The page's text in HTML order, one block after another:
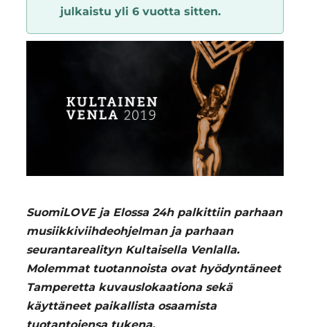
julkaistu yli 6 vuotta sitten.
SuomiLOVE ja Elossa 24h palkittiin parhaan
musiikkiviihdeohjelman ja parhaan
seurantarealityn Kultaisella Venlalla.
Molemmat tuotannoista ovat hyödyntäneet
Tamperetta kuvauslokaationa sekä
käyttäneet paikallista osaamista